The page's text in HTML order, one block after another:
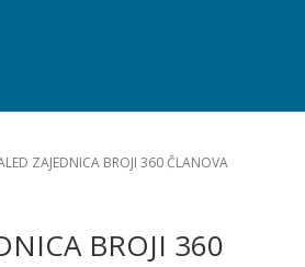
ZAJEDNICA BROJI 360 ČLANOVA
BROJI 360